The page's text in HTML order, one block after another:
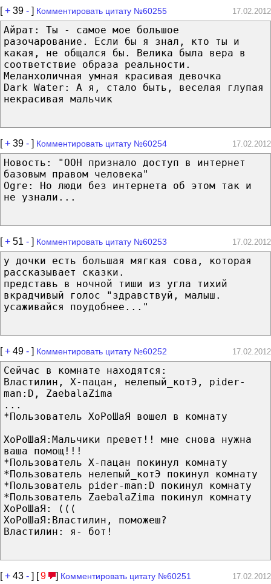
[+ 39 - ] Комментировать цитату №60255 17.02.2012
Айрат: Ты - самое мое большое
разочарование. Если бы я знал, кто ты и
какая, не общался бы. Велика была вера в
соответствие образа реальности.
Меланхоличная умная красивая девочка
Dark Water: А я, стало быть, веселая глупая
некрасивая мальчик
[+ 39 - ] Комментировать цитату №60254 17.02.2012
Новость: "ООН признало доступ в интернет
базовым правом человека"
Ogre: Но люди без интернета об этом так и
не узнали...
[+ 51 - ] Комментировать цитату №60253 17.02.2012
у дочки есть большая мягкая сова, которая
рассказывает сказки.
представь в ночной тиши из угла тихий
вкрадчивый голос "здравствуй, малыш.
усаживайся поудобнее..."
[+ 49 - ] Комментировать цитату №60252 17.02.2012
Сейчас в комнате находятся:
Властилин, X-пацан, нелепый_котЭ, pider-
man:D, ZaebalaZima
...
*Пользователь ХоРоШаЯ вошел в комнату
ХоРоШаЯ:Мальчики превет!! мне снова нужна
ваша помощ!!!
*Пользователь X-пацан покинул комнату
*Пользователь нелепый_котЭ покинул комнату
*Пользователь pider-man:D покинул комнату
*Пользователь ZaebalaZima покинул комнату
ХоРоШаЯ: (((
ХоРоШаЯ:Властилин, поможеш?
Властилин: я- бот!
[+ 43 - ] [9 ] Комментировать цитату №60251 17.02.2012